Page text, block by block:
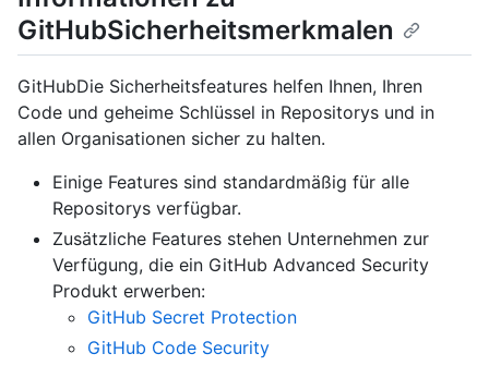
GitHubSicherheitsmerkmalen
GitHubDie Sicherheitsfeatures helfen Ihnen, Ihren
Code und geheime Schlüssel in Repositorys und in
allen Organisationen sicher zu halten.
Einige Features sind standardmäßig für alle
Repositorys verfügbar.
Zusätzliche Features stehen Unternehmen zur
Verfügung, die ein GitHub Advanced Security
Produkt erwerben:
GitHub Secret Protection
GitHub Code Security